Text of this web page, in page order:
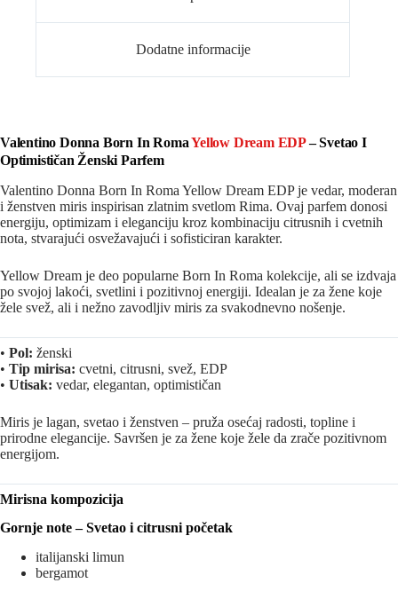
Dodatne informacije
Valentino Donna Born In RomaYellow Dream EDP– Svetao I
Optimističan Ženski Parfem
Valentino Donna Born In Roma Yellow Dream EDP je vedar, moderan
i ženstven miris inspirisan zlatnim svetlom Rima. Ovaj parfem donosi
energiju, optimizam i eleganciju kroz kombinaciju citrusnih i cvetnih
nota, stvarajući osvežavajući i sofisticiran karakter.
Yellow Dream je deo popularne Born In Roma kolekcije, ali se izdvaja
po svojoj lakoći, svetlini i pozitivnoj energiji. Idealan je za žene koje
žele svež, ali i nežno zavodljiv miris za svakodnevno nošenje.
• Pol: ženski
• Tip mirisa: cvetni, citrusni, svež, EDP
• Utisak: vedar, elegantan, optimističan
Miris je lagan, svetao i ženstven – pruža osećaj radosti, topline i
prirodne elegancije. Savršen je za žene koje žele da zrače pozitivnom
energijom.
Mirisna kompozicija
Gornje note – Svetao i citrusni početak
italijanski limun
bergamot